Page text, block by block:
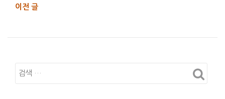
행
글
션
이전 글